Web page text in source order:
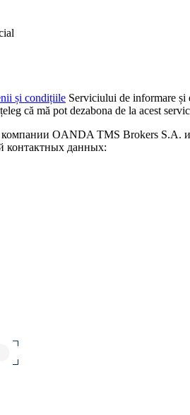
și condițiile Serviciului de informare și
că mă pot dezabona de la acest
OANDA TMS Brokers S.A.
контактных данных: